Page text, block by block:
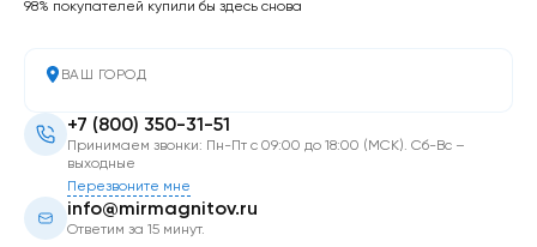
ВАШ ГОРОД
+7 (800) 350-31-51
Принимаем звонки: Пн-Пт с 09:00 до 18:00 (МСК). Сб-Вс –
выходные
Перезвоните мне
info@mirmagnitov.ru
Ответим за 15 минут.
98% покупателей купили бы здесь снова